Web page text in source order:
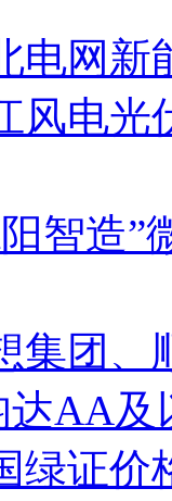
电网新
风电光
智造”
集团、
达AA及
绿证价